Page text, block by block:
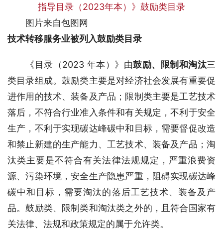
图片来自包图网
技术转移服务业被列入鼓励类目录
《目录（2023 年本）》由鼓励、限制和淘汰三
类目录组成。鼓励类主要是对经济社会发展有重要促
进作用的技术、装备及产品；限制类主要是工艺技术
落后，不符合行业准入条件和有关规定，不利于安全
生产，不利于实现碳达峰碳中和目标，需要督促改造
和禁止新建的生产能力、工艺技术、装备及产品；淘
汰类主要是不符合有关法律法规规定，严重浪费资
源、污染环境，安全生产隐患严重，阻碍实现碳达峰
碳中和目标，需要淘汰的落后工艺技术、装备及产
品。鼓励类、限制类和淘汰类之外的，且符合国家有
关法律、法规和政策规定的属于允许类。